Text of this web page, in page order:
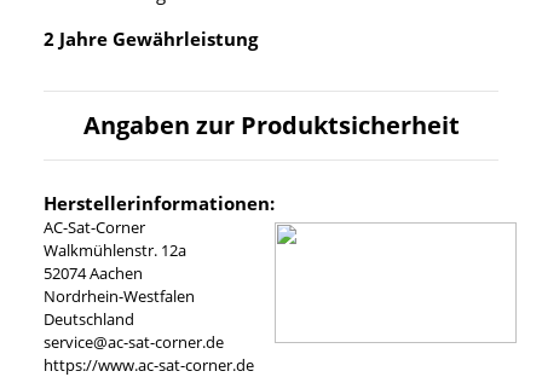
2 Jahre Gewährleistung
Angaben zur Produktsicherheit
Herstellerinformationen:
AC-Sat-Corner
Walkmühlenstr. 12a
52074 Aachen
Nordrhein-Westfalen
Deutschland
service@ac-sat-corner.de
https://www.ac-sat-corner.de